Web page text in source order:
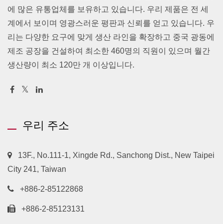
에 많은 유통업체를 보유하고 있습니다. 우리 제품은 전 세
계에서 보이며 영광스러운 평판과 신뢰를 얻고 있습니다. 우
리는 다양한 요구에 맞게 생산 라인을 확장하고 중국 광동에
제조 공장을 건설하여 최소한 460명의 직원이 있으며 월간
생산량이 최소 120만 개 이상입니다.
우리 주소
13F., No.111-1, Xingde Rd., Sanchong Dist., New Taipei
City 241, Taiwan
+886-2-85122868
+886-2-85123131